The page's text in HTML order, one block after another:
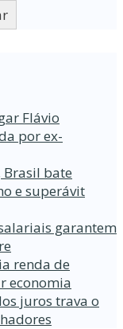
Flávio
por ex-
bate
e superávit
garantem
renda de
economia
juros trava o